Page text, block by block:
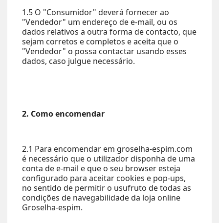
1.5 O "Consumidor" deverá fornecer ao
"Vendedor" um endereço de e-mail, ou os
dados relativos a outra forma de contacto, que
sejam corretos e completos e aceita que o
"Vendedor" o possa contactar usando esses
dados, caso julgue necessário.
2. Como encomendar
2.1 Para encomendar em groselha-espim.com
é necessário que o utilizador disponha de uma
conta de e-mail e que o seu browser esteja
configurado para aceitar cookies e pop-ups,
no sentido de permitir o usufruto de todas as
condições de navegabilidade da loja online
Groselha-espim.